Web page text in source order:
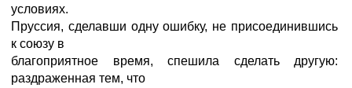
условиях.
Пруссия, сделавши одну ошибку, не присоединившись
к союзу в
благоприятное время, спешила сделать другую:
раздраженная тем, что